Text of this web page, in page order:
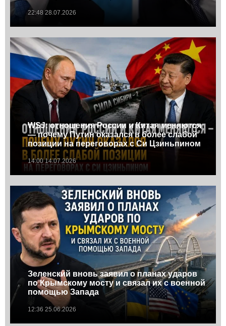
22:48 28.07.2026
WSJ: отношения России и Китая меняются
— почему Путин оказался в более слабой
позиции на переговорах с Си Цзиньпином
14:00 14.07.2026
Зеленский вновь заявил о планах ударов
по Крымскому мосту и связал их с военной
помощью Запада
12:36 25.06.2026